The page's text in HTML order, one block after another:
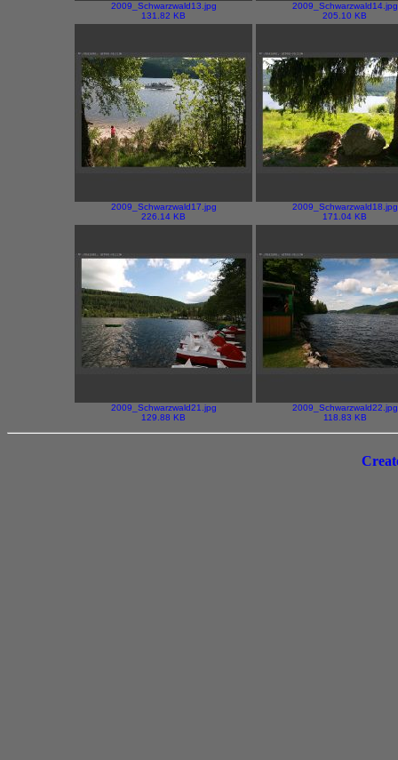
2009_Schwarzwald13.jpg
131.82 KB
2009_Schwarzwald14.jpg
205.10 KB
2009_Schwarzwald17.jpg
226.14 KB
2009_Schwarzwald18.jpg
171.04 KB
2009_Schwarzwald21.jpg
129.88 KB
2009_Schwarzwald22.jpg
118.83 KB